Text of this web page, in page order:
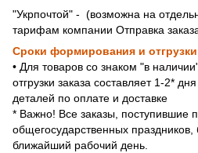
"Укрпочтой" - (возможна на
тарифам компании Отправка
Сроки формирования и отгрузки
• Для товаров со знаком "в
отгрузки заказа составляет 1-2*
деталей по оплате и доставке
* Важно! Все заказы, поступившие
общегосударственных праздников,
ближайший рабочий день.